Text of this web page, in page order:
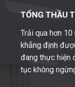
TỔNG THẦU
Trải qua hơn
khẳng định
đang thực hiện
tục không